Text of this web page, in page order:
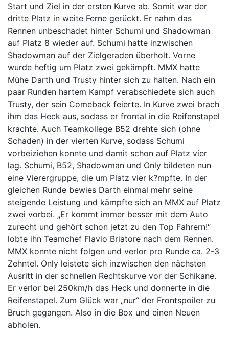
Start und Ziel in der ersten Kurve ab. Somit war der
dritte Platz in weite Ferne gerückt. Er nahm das
Rennen unbeschadet hinter Schumi und Shadowman
auf Platz 8 wieder auf. Schumi hatte inzwischen
Shadowman auf der Zielgeraden überholt. Vorne
wurde heftig um Platz zwei gekämpft. MMX hatte
Mühe Darth und Trusty hinter sich zu halten. Nach ein
paar Runden hartem Kampf verabschiedete sich auch
Trusty, der sein Comeback feierte. In Kurve zwei brach
ihm das Heck aus, sodass er frontal in die Reifenstapel
krachte. Auch Teamkollege B52 drehte sich (ohne
Schaden) in der vierten Kurve, sodass Schumi
vorbeiziehen konnte und damit schon auf Platz vier
lag. Schumi, B52, Shadowman und Only bildeten nun
eine Vierergruppe, die um Platz vier k?mpfte. In der
gleichen Runde bewies Darth einmal mehr seine
steigende Leistung und kämpfte sich an MMX auf Platz
zwei vorbei. „Er kommt immer besser mit dem Auto
zurecht und gehört schon jetzt zu den Top Fahrern!“
lobte ihn Teamchef Flavio Briatore nach dem Rennen.
MMX konnte nicht folgen und verlor pro Runde ca. 2-3
Zehntel. Only leistete sich inzwischen den nächsten
Ausritt in der schnellen Rechtskurve vor der Schikane.
Er verlor bei 250km/h das Heck und donnerte in die
Reifenstapel. Zum Glück war „nur“ der Frontspoiler zu
Bruch gegangen. Also in die Box und einen Neuen
abholen.